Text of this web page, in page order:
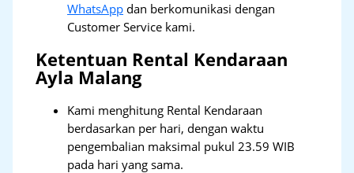
WhatsApp dan berkomunikasi dengan
Customer Service kami.
Ketentuan Rental Kendaraan
Ayla Malang
Kami menghitung Rental Kendaraan
berdasarkan per hari, dengan waktu
pengembalian maksimal pukul 23.59 WIB
pada hari yang sama.